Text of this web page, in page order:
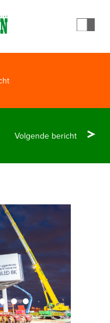
Volgende bericht